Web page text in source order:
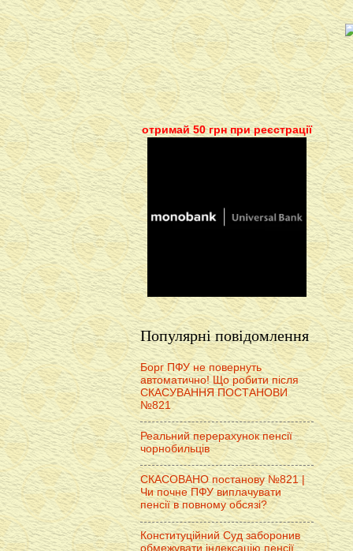
отримай 50 грн при реєстрації
Популярні повідомлення
Борг ПФУ не повернуть
автоматично! Що робити після
СКАСУВАННЯ ПОСТАНОВИ
№821
Реальний перерахунок пенсії
чорнобильців
СКАСОВАНО постанову №821 |
Чи почне ПФУ виплачувати
пенсії в повному обсязі?
Конституційний Суд заборонив
обмежувати індексацію пенсії